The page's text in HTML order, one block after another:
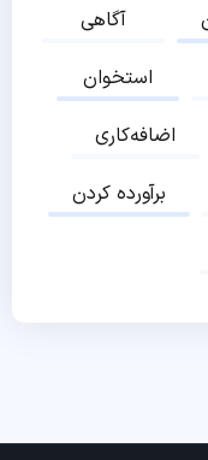
آگاهی
استخوان
اضافه‌کاری
برآورده کردن